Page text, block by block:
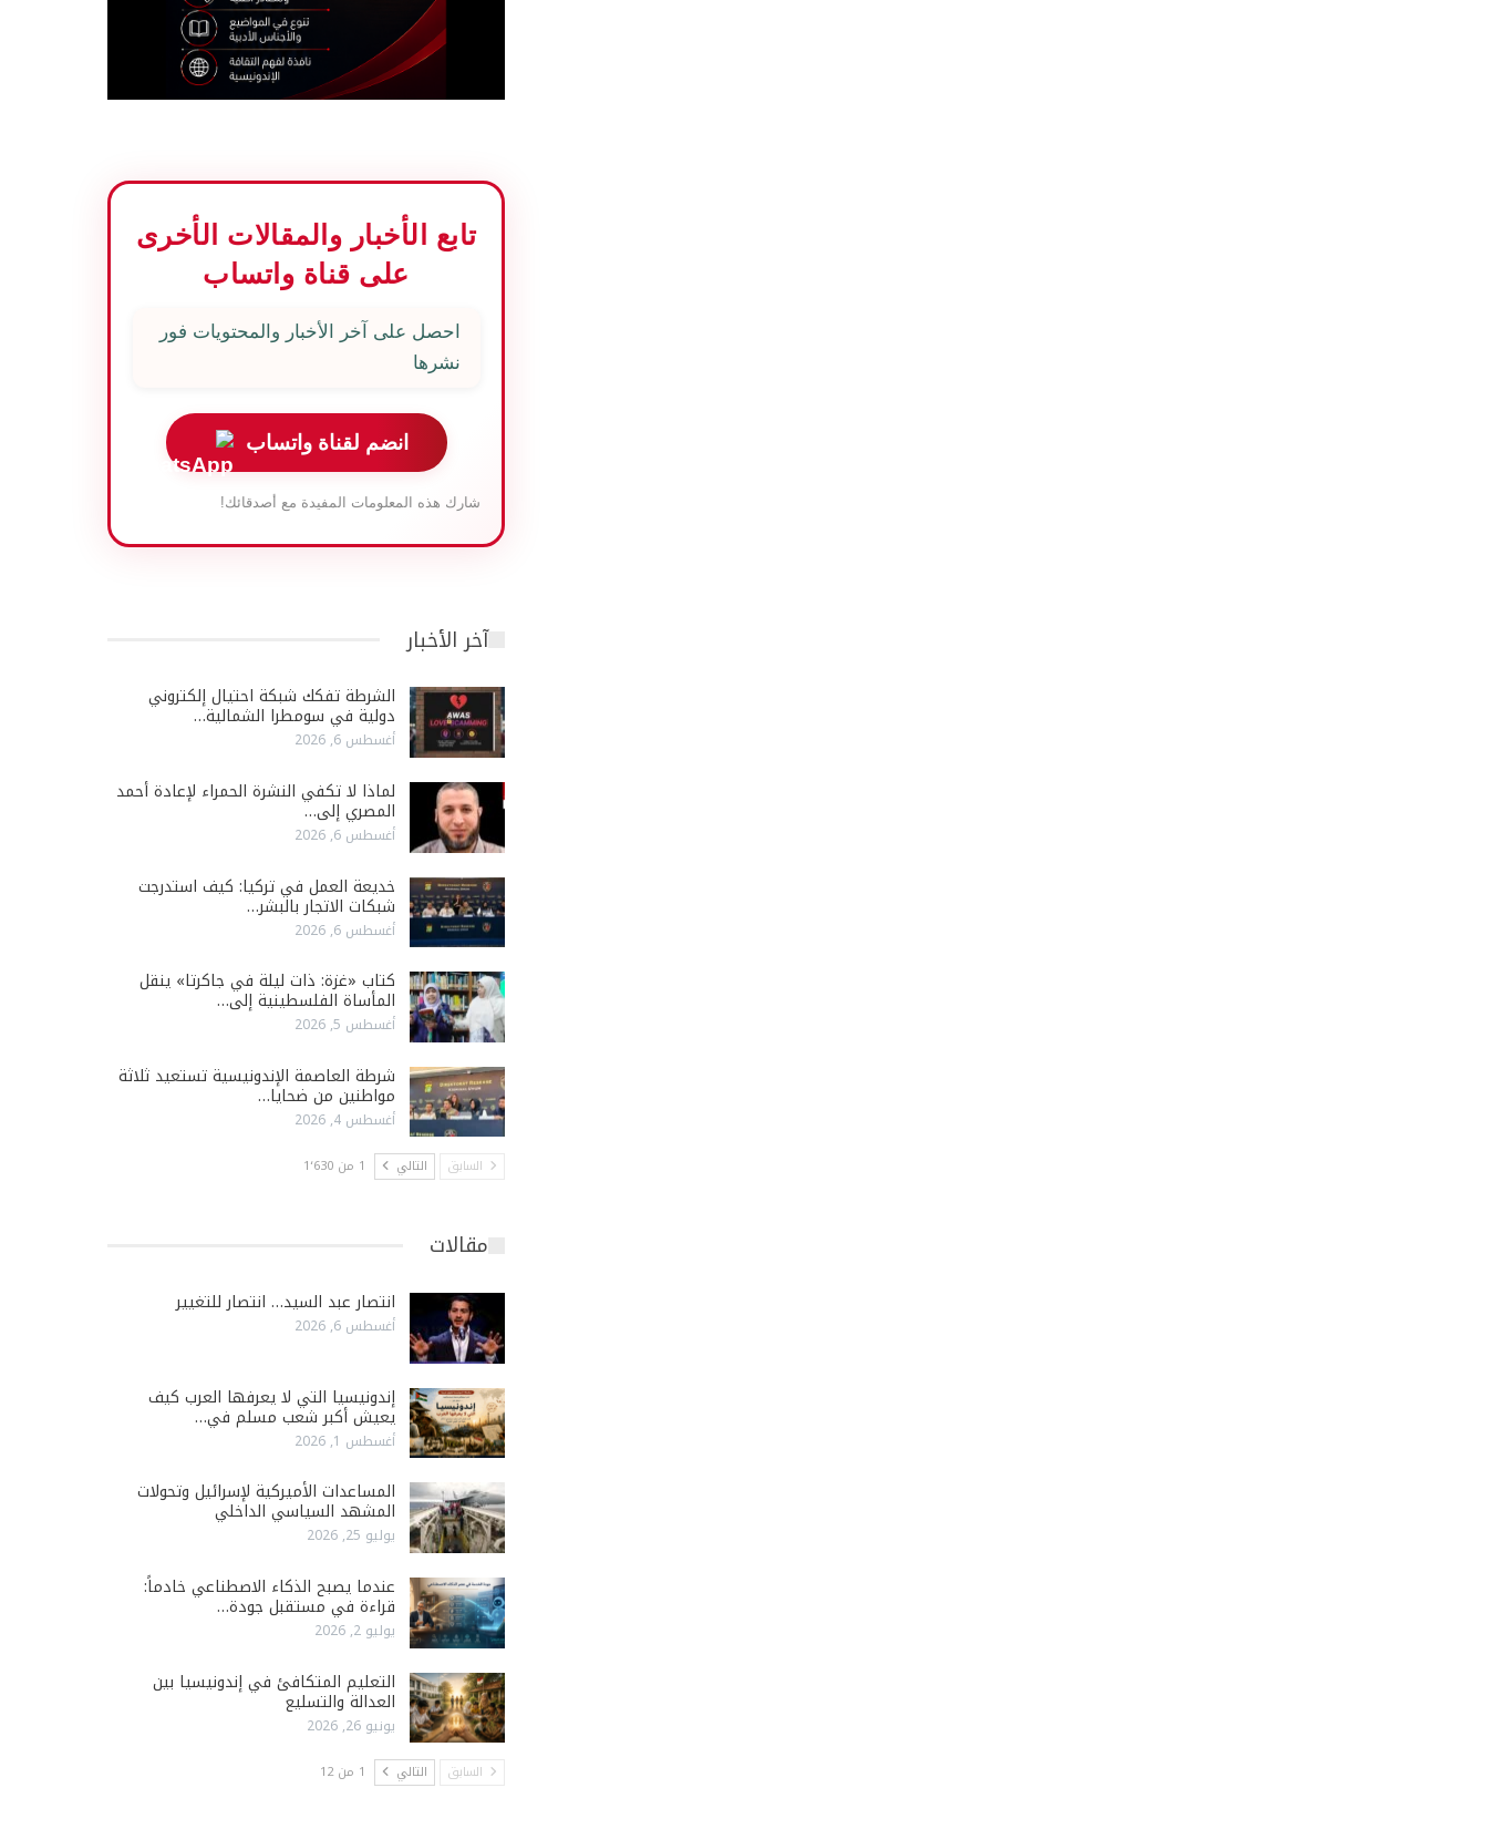
تابع الأخبار والمقالات الأخرى
على قناة واتساب
احصل على آخر الأخبار والمحتويات فور
نشرها
انضم لقناة واتساب
شارك هذه المعلومات المفيدة مع أصدقائك!
آخر الأخبار
الشرطة تفكك شبكة احتيال إلكتروني
دولية في سومطرا الشمالية…
أغسطس 6, 2026
لماذا لا تكفي النشرة الحمراء لإعادة أحمد
المصري إلى…
أغسطس 6, 2026
خديعة العمل في تركيا: كيف استدرجت
شبكات الاتجار بالبشر…
أغسطس 6, 2026
كتاب «غزة: ذات ليلة في جاكرتا» ينقل
المأساة الفلسطينية إلى…
أغسطس 5, 2026
شرطة العاصمة الإندونيسية تستعيد ثلاثة
مواطنين من ضحايا…
أغسطس 4, 2026
السابق التالي 1 من 1٬630
مقالات
انتصار عبد السيد… انتصار للتغيير
أغسطس 6, 2026
إندونيسيا التي لا يعرفها العرب كيف
يعيش أكبر شعب مسلم في…
أغسطس 1, 2026
المساعدات الأميركية لإسرائيل وتحولات
المشهد السياسي الداخلي
يوليو 25, 2026
عندما يصبح الذكاء الاصطناعي خادماً:
قراءة في مستقبل جودة…
يوليو 2, 2026
التعليم المتكافئ في إندونيسيا بين
العدالة والتسليع
يونيو 26, 2026
السابق التالي 1 من 12